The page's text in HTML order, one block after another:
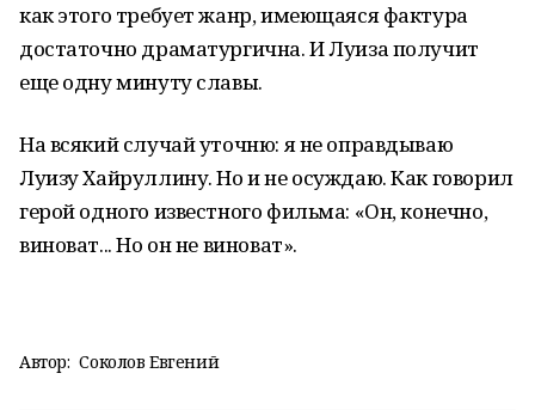
как этого требует жанр, имеющаяся фактура
достаточно драматургична. И Луиза получит
еще одну минуту славы.
На всякий случай уточню: я не оправдываю
Луизу Хайруллину. Но и не осуждаю. Как говорил
герой одного известного фильма: «Он, конечно,
виноват... Но он не виноват».
Автор: Соколов Евгений